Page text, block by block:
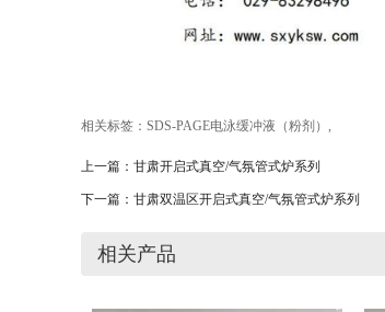
相关标签： SDS-PAGE电泳缓冲液（粉剂） ,
上一篇： 甘肃开启式真空/气氛管式炉系列
下一篇： 甘肃双温区开启式真空/气氛管式炉系列
相关产品